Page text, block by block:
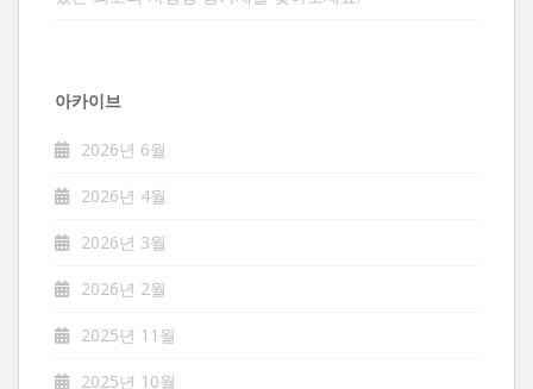
아카이브
2026년 6월
2026년 4월
2026년 3월
2026년 2월
2025년 11월
2025년 10월